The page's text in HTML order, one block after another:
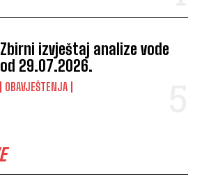
Zbirni izvještaj analize vode
od 29.07.2026.
OBAVJEŠTENJA